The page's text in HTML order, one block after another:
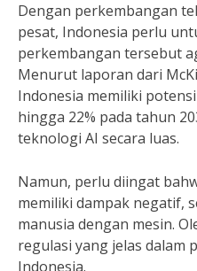
Dengan perkembangan
pesat, Indonesia perlu
perkembangan tersebut
Menurut laporan dari
Indonesia memiliki
hingga 22% pada tahun
teknologi AI secara luas.
Namun, perlu diingat
memiliki dampak negatif,
manusia dengan mesin.
regulasi yang jelas dalam
Indonesia.